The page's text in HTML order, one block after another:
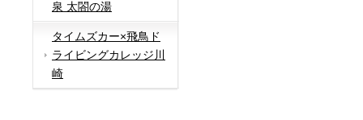
泉 太閤の湯
タイムズカー×飛鳥ド
ライビングカレッジ川
崎